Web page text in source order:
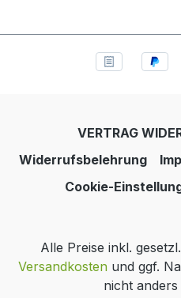
VERTRAG
Widerrufsbelehrung
Cookie-
Alle Preise inkl.
Versandkostenund ggf.
nicht anders